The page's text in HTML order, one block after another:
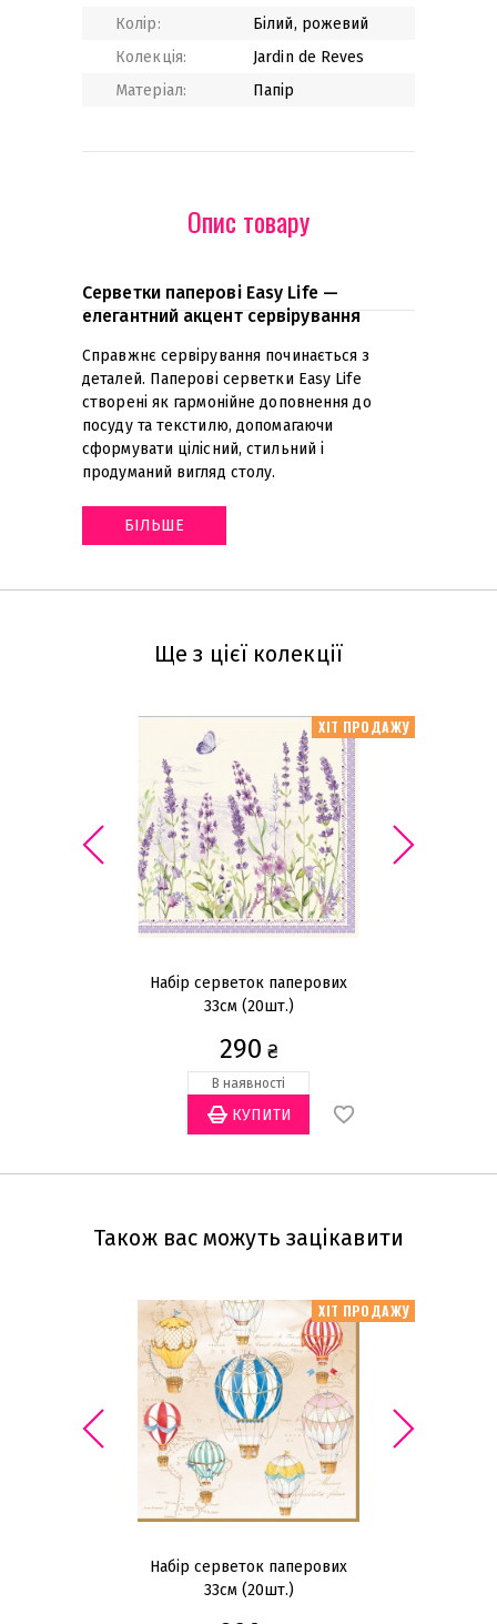
Колір:
Білий, рожевий
Колекція:
Jardin de Reves
Матеріал:
Папір
Опис товару
Серветки паперові Easy Life —
елегантний акцент сервірування
Справжнє сервірування починається з
деталей. Паперові серветки Easy Life
створені як гармонійне доповнення до
посуду та текстилю, допомагаючи
сформувати цілісний, стильний і
продуманий вигляд столу.
БІЛЬШЕ
Ще з цієї колекції
ХІТ ПРОДАЖУ
Набір серветок паперових
33см (20шт.)
290 ₴
В наявності
Також вас можуть зацікавити
ХІТ ПРОДАЖУ
Набір серветок паперових
33см (20шт.)